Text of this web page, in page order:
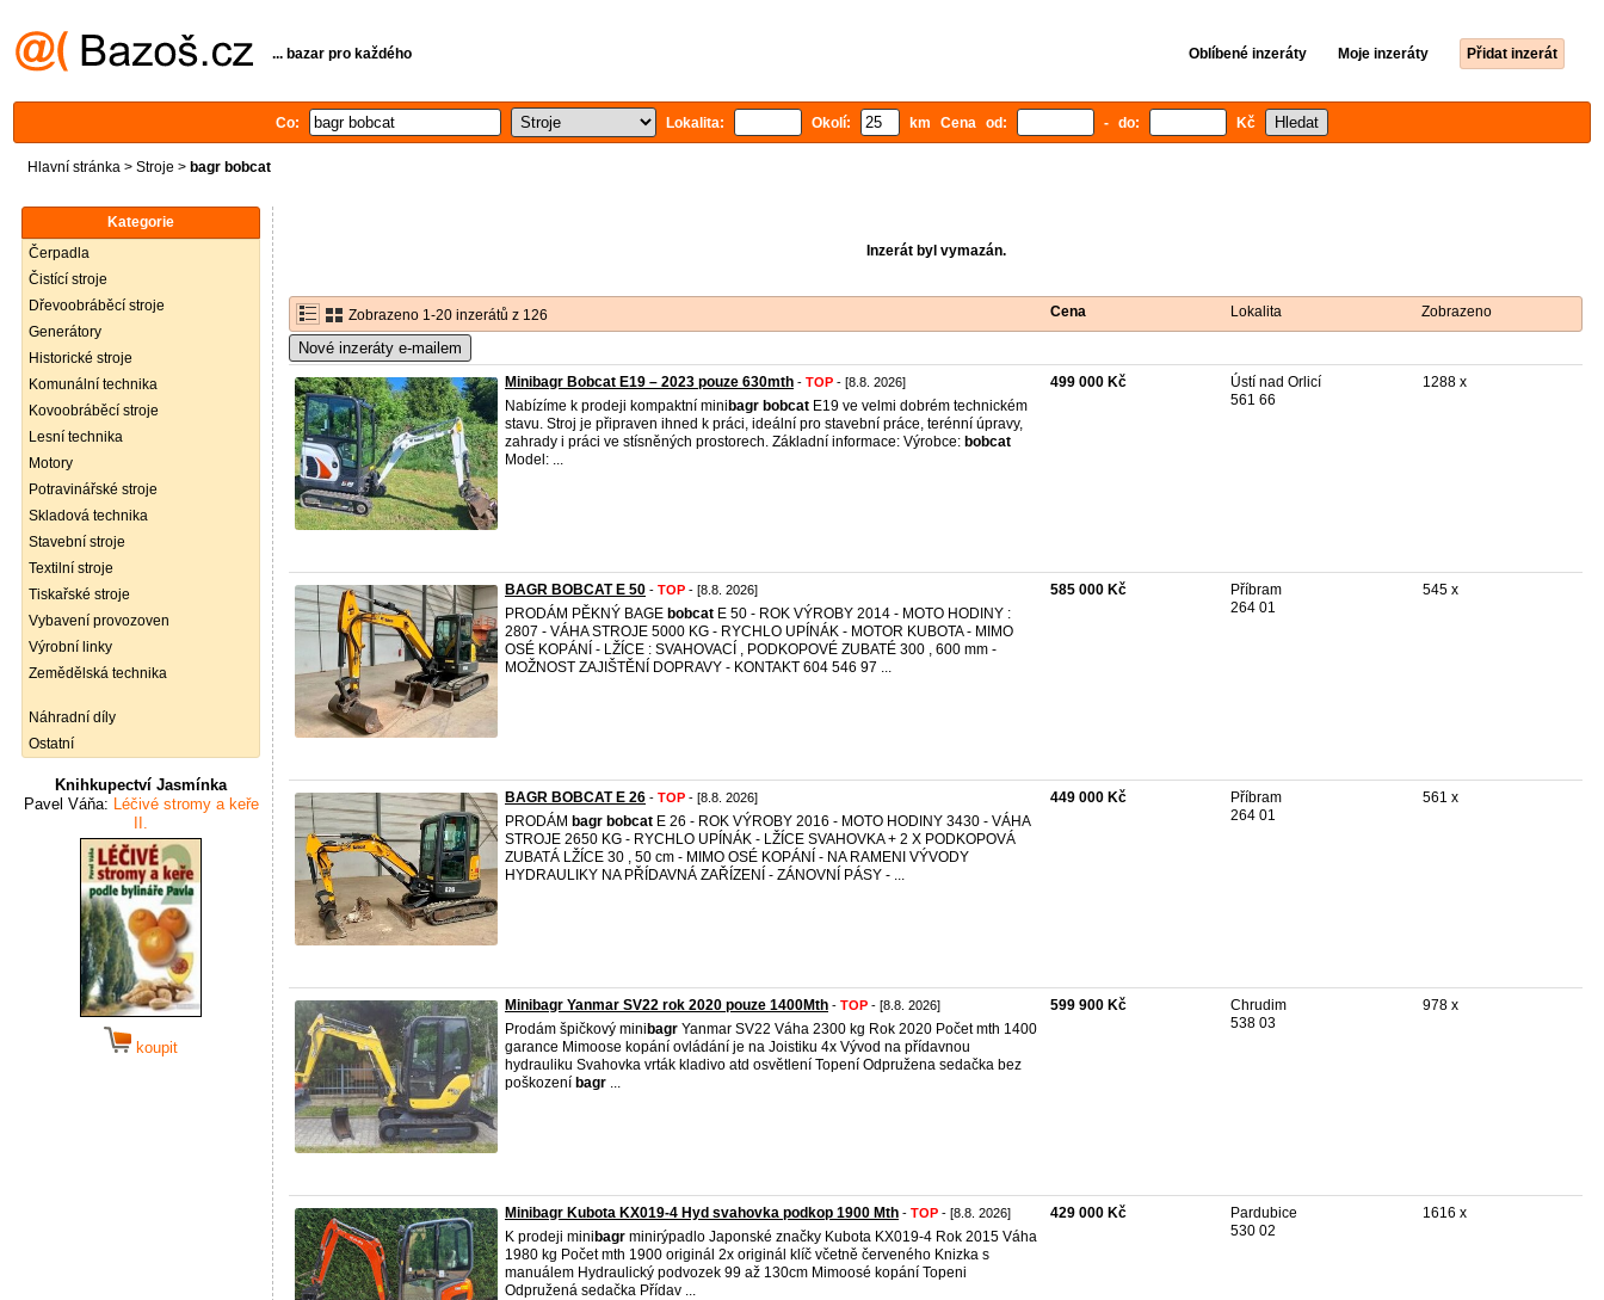
... bazar pro každého Oblíbené inzeráty Moje inzeráty Přidat inzerát
Co: Lokalita: Okolí: km Cena od: - do: Kč
Hlavní stránka > Stroje > bagr bobcat
Kategorie
Čerpadla
Čistící stroje
Dřevoobráběcí stroje
Generátory
Historické stroje
Komunální technika
Kovoobráběcí stroje
Lesní technika
Motory
Potravinářské stroje
Skladová technika
Stavební stroje
Textilní stroje
Tiskařské stroje
Vybavení provozoven
Výrobní linky
Zemědělská technika
Náhradní díly
Ostatní
Knihkupectví Jasmínka
Pavel Váňa: Léčivé stromy a keře
II.
koupit
Inzerát byl vymazán.
Zobrazeno 1-20 inzerátů z 126 Cena Lokalita Zobrazeno
Nové inzeráty e-mailem
Minibagr Bobcat E19 – 2023 pouze 630mth - TOP - [8.8. 2026]
Nabízíme k prodeji kompaktní mini bagr bobcat E19 ve velmi dobrém technickém
stavu. Stroj je připraven ihned k práci, ideální pro stavební práce, terénní úpravy,
zahrady i práci ve stísněných prostorech. Základní informace: Výrobce: bobcat
Model: ...
499 000 Kč
Ústí nad Orlicí
561 66
1288 x
BAGR BOBCAT E 50 - TOP - [8.8. 2026]
PRODÁM PĚKNÝ BAGE bobcat E 50 - ROK VÝROBY 2014 - MOTO HODINY :
2807 - VÁHA STROJE 5000 KG - RYCHLO UPÍNÁK - MOTOR KUBOTA - MIMO
OSÉ KOPÁNÍ - LŽÍCE : SVAHOVACÍ , PODKOPOVÉ ZUBATÉ 300 , 600 mm -
MOŽNOST ZAJIŠTĚNÍ DOPRAVY - KONTAKT 604 546 97 ...
585 000 Kč
Příbram
264 01
545 x
BAGR BOBCAT E 26 - TOP - [8.8. 2026]
PRODÁM bagr bobcat E 26 - ROK VÝROBY 2016 - MOTO HODINY 3430 - VÁHA
STROJE 2650 KG - RYCHLO UPÍNÁK - LŽÍCE SVAHOVKA + 2 X PODKOPOVÁ
ZUBATÁ LŽÍCE 30 , 50 cm - MIMO OSÉ KOPÁNÍ - NA RAMENI VÝVODY
HYDRAULIKY NA PŘÍDAVNÁ ZAŘÍZENÍ - ZÁNOVNÍ PÁSY - ...
449 000 Kč
Příbram
264 01
561 x
Minibagr Yanmar SV22 rok 2020 pouze 1400Mth - TOP - [8.8. 2026]
Prodám špičkový mini bagr Yanmar SV22 Váha 2300 kg Rok 2020 Počet mth 1400
garance Mimoose kopání ovládání je na Joistiku 4x Vývod na přídavnou
hydrauliku Svahovka vrták kladivo atd osvětlení Topení Odpružena sedačka bez
poškození bagr ...
599 900 Kč
Chrudim
538 03
978 x
Minibagr Kubota KX019-4 Hyd svahovka podkop 1900 Mth - TOP - [8.8. 2026]
K prodeji mini bagr minirýpadlo Japonské značky Kubota KX019-4 Rok 2015 Váha
1980 kg Počet mth 1900 originál 2x originál klíč včetně červeného Knizka s
manuálem Hydraulický podvozek 99 až 130cm Mimoosé kopání Topeni
Odpružená sedačka Přídav ...
429 000 Kč
Pardubice
530 02
1616 x